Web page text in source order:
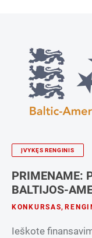
ĮVYKĘS RENGINIS
PRIMENAME:
BALTIJOS-
KONKURSAS,
Ieškote